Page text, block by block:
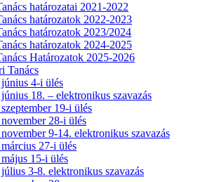
határozatai 2021-2022
határozatok 2022-2023
határozatok 2023/2024
határozatok 2024-2025
Határozatok 2025-2026
Tanács
4-i ülés
18. – elektronikus szavazás
19-i ülés
28-i ülés
9-14. elektronikus szavazás
27-i ülés
15-i ülés
3-8. elektronikus szavazás